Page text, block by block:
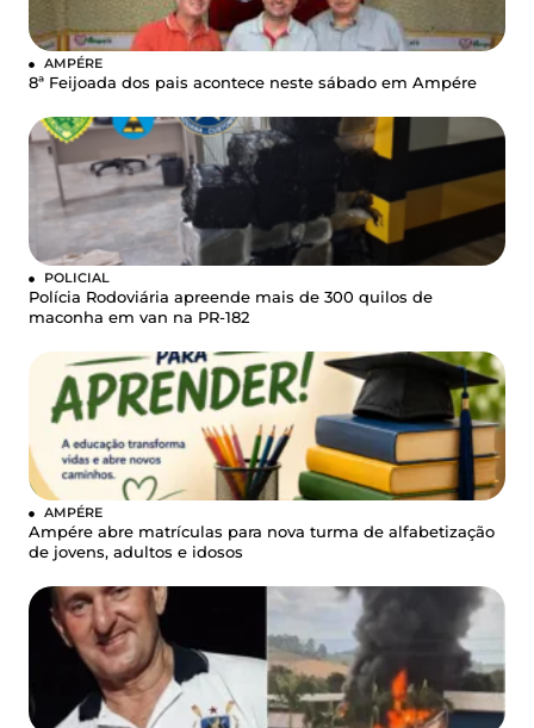
AMPÉRE
8ª Feijoada dos pais acontece neste sábado em Ampére
POLICIAL
Polícia Rodoviária apreende mais de 300 quilos de
maconha em van na PR-182
AMPÉRE
Ampére abre matrículas para nova turma de alfabetização
de jovens, adultos e idosos